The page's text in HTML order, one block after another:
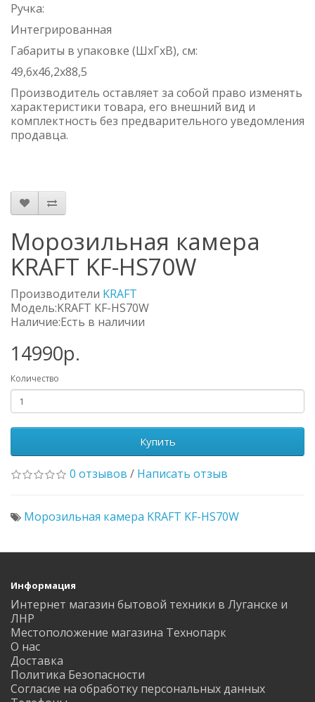
Ручка:
Интегрированная
Габариты в упаковке (ШхГхВ), см:
49,6x46,2x88,5
Производитель оставляет за собой право изменять
характеристики товара, его внешний вид и
комплектность без предварительного уведомления
продавца.
Морозильная камера
KRAFT KF-HS70W
Производители KRAFT
Модель:KRAFT KF-HS70W
Наличие:Есть в наличии
14990р.
Количество
Купить
0 отзывов / Написать отзыв
Морозильная камера KRAFT KF-HS70W
Информация
Интернет магазин бытовой техники в Луганске и
ЛНР
Местоположение магазина Технопарк
О нас
Доставка
Политика Безопасности
Согласие на обработку персональных данных